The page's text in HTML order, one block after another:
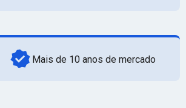
Mais de 10 anos de mercado